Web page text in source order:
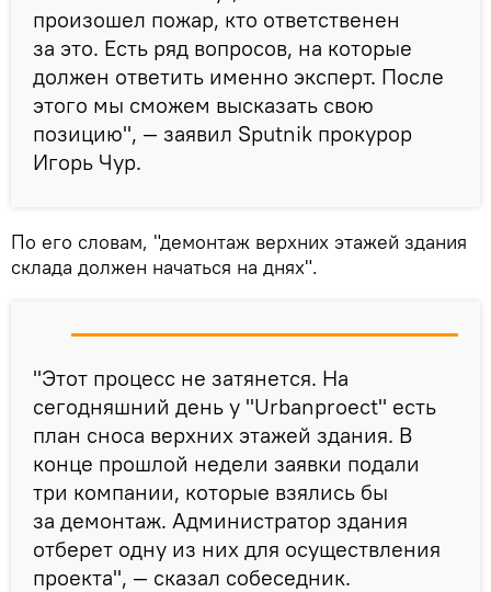
произошел пожар, кто ответственен
за это. Есть ряд вопросов, на которые
должен ответить именно эксперт. После
этого мы сможем высказать свою
позицию", — заявил Sputnik прокурор
Игорь Чур.
По его словам, "демонтаж верхних этажей здания
склада должен начаться на днях".
"Этот процесс не затянется. На
сегодняшний день у "Urbanproect" есть
план сноса верхних этажей здания. В
конце прошлой недели заявки подали
три компании, которые взялись бы
за демонтаж. Администратор здания
отберет одну из них для осуществления
проекта", — сказал собеседник.